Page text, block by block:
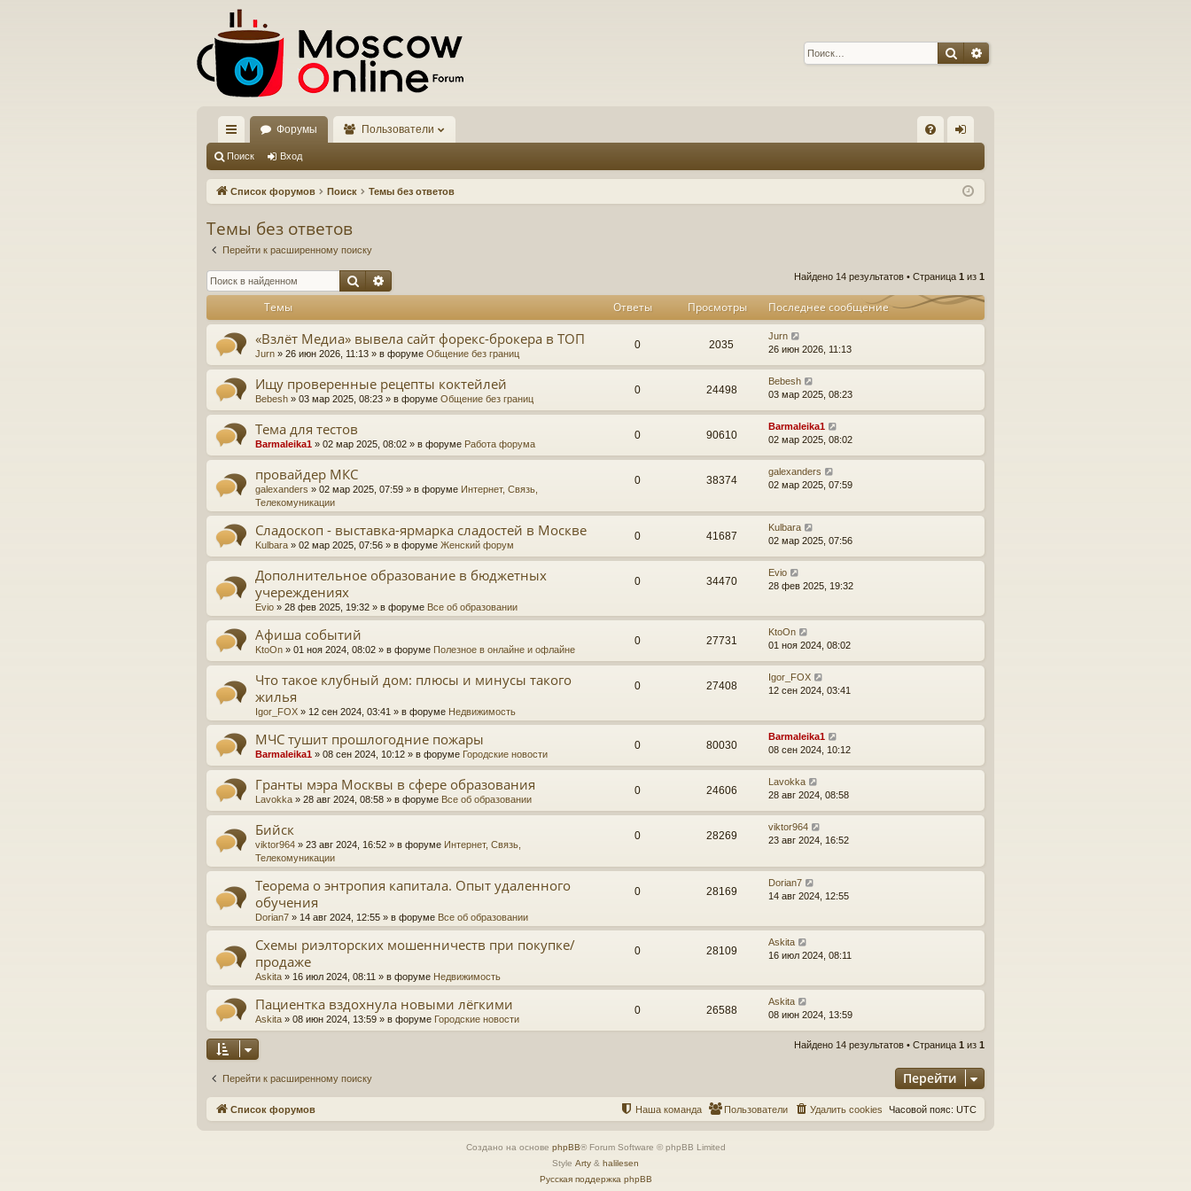
ПоискРасширенный поиск
с
ы
и
Форумы Пользователи
Q д
Поиск Вход
Список форумов Поиск Темы без ответов
Темы без ответов
Перейти к расширенному поиску
Поиск Найдено 14 результатов • Страница 1 из 1
Темы Ответы Просмотры Последнее сообщение
«Взлёт Медиа» вывела сайт форекс-брокера в ТОП
Jurn » 26 июн 2026, 11:13 » в форуме Общение без границ
0 2035
Jurn
26 июн 2026, 11:13
Ищу проверенные рецепты коктейлей
Bebesh » 03 мар 2025, 08:23 » в форуме Общение без границ
0 24498
Bebesh
03 мар 2025, 08:23
Тема для тестов
Barmaleika1 » 02 мар 2025, 08:02 » в форуме Работа форума
0 90610
Barmaleika1
02 мар 2025, 08:02
провайдер МКС
galexanders » 02 мар 2025, 07:59 » в форуме Интернет, Связь,
Телекомуникации
0 38374
galexanders
02 мар 2025, 07:59
Сладоскоп - выставка-ярмарка сладостей в Москве
Kulbara » 02 мар 2025, 07:56 » в форуме Женский форум
0 41687
Kulbara
02 мар 2025, 07:56
Дополнительное образование в бюджетных
учереждениях
Evio » 28 фев 2025, 19:32 » в форуме Все об образовании
0 34470
Evio
28 фев 2025, 19:32
Афиша событий
KtoOn » 01 ноя 2024, 08:02 » в форуме Полезное в онлайне и офлайне
0 27731
KtoOn
01 ноя 2024, 08:02
Что такое клубный дом: плюсы и минусы такого
жилья
Igor_FOX » 12 сен 2024, 03:41 » в форуме Недвижимость
0 27408
Igor_FOX
12 сен 2024, 03:41
МЧС тушит прошлогодние пожары
Barmaleika1 » 08 сен 2024, 10:12 » в форуме Городские новости
0 80030
Barmaleika1
08 сен 2024, 10:12
Гранты мэра Москвы в сфере образования
Lavokka » 28 авг 2024, 08:58 » в форуме Все об образовании
0 24606
Lavokka
28 авг 2024, 08:58
Бийск
viktor964 » 23 авг 2024, 16:52 » в форуме Интернет, Связь,
Телекомуникации
0 28269
viktor964
23 авг 2024, 16:52
Теорема о энтропия капитала. Опыт удаленного
обучения
Dorian7 » 14 авг 2024, 12:55 » в форуме Все об образовании
0 28169
Dorian7
14 авг 2024, 12:55
Схемы риэлторских мошенничеств при покупке/
продаже
Askita » 16 июл 2024, 08:11 » в форуме Недвижимость
0 28109
Askita
16 июл 2024, 08:11
Пациентка вздохнула новыми лёгкими
Askita » 08 июн 2024, 13:59 » в форуме Городские новости
0 26588
Askita
08 июн 2024, 13:59
Найдено 14 результатов • Страница 1 из 1
Перейти к расширенному поиску Перейти
Список форумов Часовой пояс: UTC
Удалить cookies
Пользователи
Наша команда
Создано на основе phpBB® Forum Software © phpBB Limited
Style Arty & halilesen
Русская поддержка phpBB